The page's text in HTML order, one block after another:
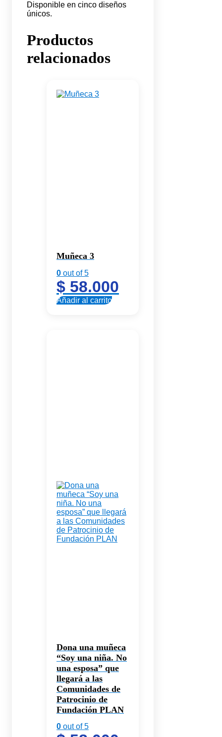
Disponible en cinco diseños
únicos.
Productos
relacionados
Muñeca 3
0 out of 5
$ 58.000
Añadir al carrito
Dona una muñeca
“Soy una niña. No
una esposa” que
llegará a las
Comunidades de
Patrocinio de
Fundación PLAN
0 out of 5